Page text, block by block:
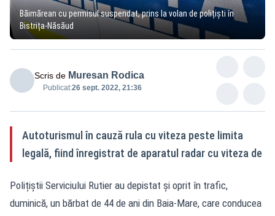
Băimărean cu permisul suspendat, prins la volan de polițiști în
Bistrița-Năsăud
Scris de Muresan Rodica
Publicat:26 sept. 2022, 21:36
Autoturismul în cauză rula cu viteza peste limita
legală, fiind înregistrat de aparatul radar cu viteza de
Polițiștii Serviciului Rutier au depistat și oprit în trafic,
duminică, un bărbat de 44 de ani din Baia-Mare, care conducea